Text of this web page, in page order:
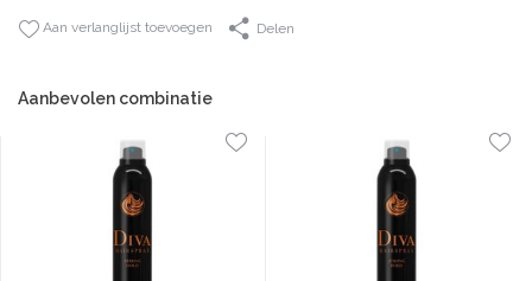
Aan verlanglijst toevoegen Delen
Aanbevolen combinatie